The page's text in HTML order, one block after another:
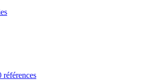
références